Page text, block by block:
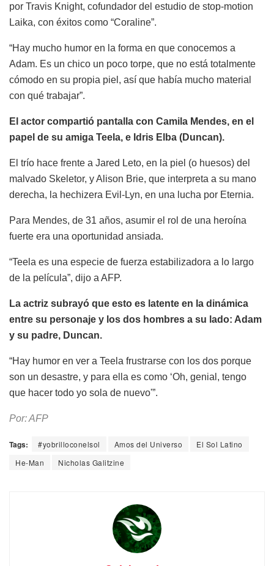
por Travis Knight, cofundador del estudio de stop-motion
Laika, con éxitos como “Coraline”.
“Hay mucho humor en la forma en que conocemos a
Adam. Es un chico un poco torpe, que no está totalmente
cómodo en su propia piel, así que había mucho material
con qué trabajar”.
El actor compartió pantalla con Camila Mendes, en el
papel de su amiga Teela, e Idris Elba (Duncan).
El trío hace frente a Jared Leto, en la piel (o huesos) del
malvado Skeletor, y Alison Brie, que interpreta a su mano
derecha, la hechizera Evil-Lyn, en una lucha por Eternia.
Para Mendes, de 31 años, asumir el rol de una heroína
fuerte era una oportunidad ansiada.
“Teela es una especie de fuerza estabilizadora a lo largo
de la película”, dijo a AFP.
La actriz subrayó que esto es latente en la dinámica
entre su personaje y los dos hombres a su lado: Adam
y su padre, Duncan.
“Hay humor en ver a Teela frustrarse con los dos porque
son un desastre, y para ella es como ‘Oh, genial, tengo
que hacer todo yo sola de nuevo'”.
Por: AFP
Tags: #yobrilloconelsol Amos del Universo
El Sol Latino
He-Man
Nicholas Galitzine